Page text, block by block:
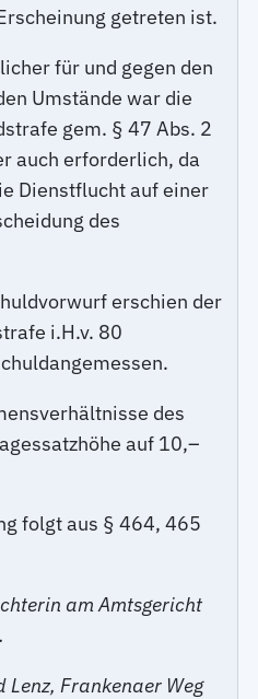
getreten ist.
für und gegen den
Umstände war die
gem. § 47 Abs. 2
auch erforderlich, da
Dienstflucht auf einer
des
erschien der
i.H.v. 80
des
auf 10,–
folgt aus § 464, 465
am Amtsgericht
Lenz, Frankenaer Weg